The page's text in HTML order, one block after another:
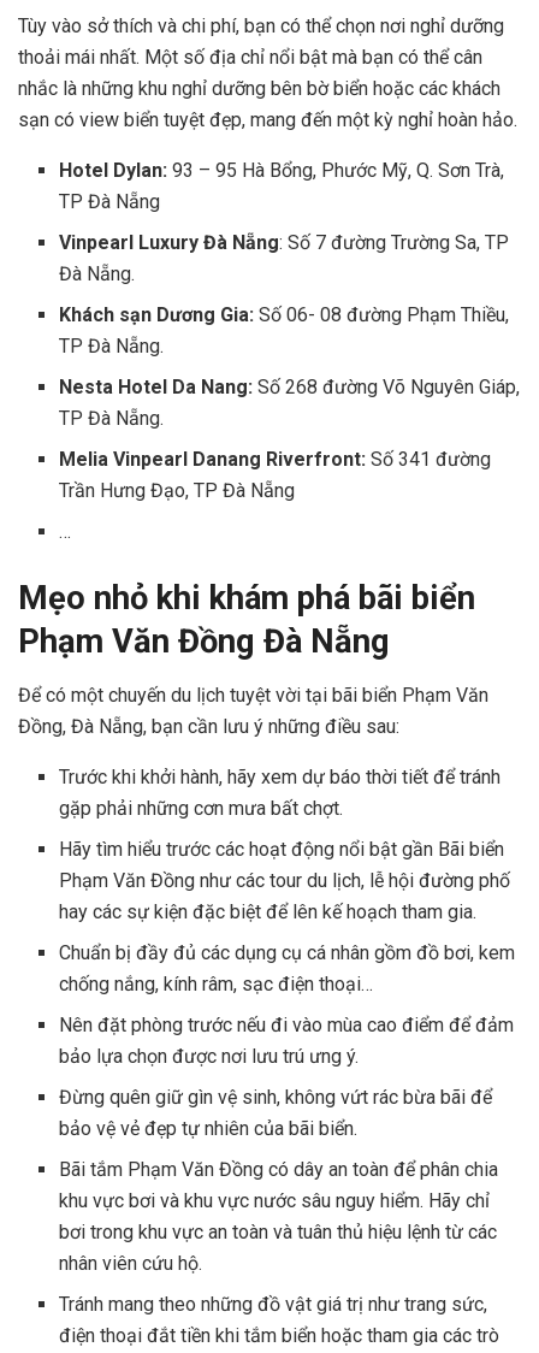
Tùy vào sở thích và chi phí, bạn có thể chọn nơi nghỉ dưỡng
thoải mái nhất. Một số địa chỉ nổi bật mà bạn có thể cân
nhắc là những khu nghỉ dưỡng bên bờ biển hoặc các khách
sạn có view biển tuyệt đẹp, mang đến một kỳ nghỉ hoàn hảo.
Hotel Dylan: 93 – 95 Hà Bổng, Phước Mỹ, Q. Sơn Trà,
TP Đà Nẵng
Vinpearl Luxury Đà Nẵng: Số 7 đường Trường Sa, TP
Đà Nẵng.
Khách sạn Dương Gia:Số 06- 08 đường Phạm Thiều,
TP Đà Nẵng.
Nesta Hotel Da Nang:Số 268 đường Võ Nguyên Giáp,
TP Đà Nẵng.
Melia Vinpearl Danang Riverfront:Số 341 đường
Trần Hưng Đạo, TP Đà Nẵng
…
Mẹo nhỏ khi khám phá bãi biển
Phạm Văn Đồng Đà Nẵng
Để có một chuyến du lịch tuyệt vời tại bãi biển Phạm Văn
Đồng, Đà Nẵng, bạn cần lưu ý những điều sau:
Trước khi khởi hành, hãy xem dự báo thời tiết để tránh
gặp phải những cơn mưa bất chợt.
Hãy tìm hiểu trước các hoạt động nổi bật gần Bãi biển
Phạm Văn Đồng như các tour du lịch, lễ hội đường phố
hay các sự kiện đặc biệt để lên kế hoạch tham gia.
Chuẩn bị đầy đủ các dụng cụ cá nhân gồm đồ bơi, kem
chống nắng, kính râm, sạc điện thoại…
Nên đặt phòng trước nếu đi vào mùa cao điểm để đảm
bảo lựa chọn được nơi lưu trú ưng ý.
Đừng quên giữ gìn vệ sinh, không vứt rác bừa bãi để
bảo vệ vẻ đẹp tự nhiên của bãi biển.
Bãi tắm Phạm Văn Đồng có dây an toàn để phân chia
khu vực bơi và khu vực nước sâu nguy hiểm. Hãy chỉ
bơi trong khu vực an toàn và tuân thủ hiệu lệnh từ các
nhân viên cứu hộ.
Tránh mang theo những đồ vật giá trị như trang sức,
điện thoại đắt tiền khi tắm biển hoặc tham gia các trò